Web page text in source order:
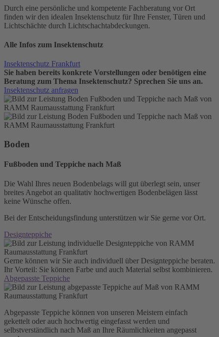
Durch eine persönliche und kompetente Fachberatung vor Ort
finden wir den idealen Insektenschutz für Ihre Fenster, Türen und
Lichtschächte durch Lichtschachtabdeckungen.
Alle Infos zum Insektenschutz
Insektenschutz Frankfurt
Sie haben bereits konkrete Vorstellungen oder benötigen eine
Beratung zum Thema Insektenschutz? Sprechen Sie uns an.
Insektenschutz anfragen
Boden
Fußboden und Teppiche nach Maß
Die Wahl Ihres neuen Bodenbelags will gut überlegt sein, unser
breites Angebot an qualitativ hochwertigen Bodenbelägen lässt
keine Wünsche offen.
Bei der Entscheidungsfindung unterstützen wir Sie gerne vor Ort.
Designteppiche
Gerne können wir Sie auch individuell über Designteppiche beraten.
Ihr Vorteil: Sie können Farbe und auch Material selbst kombinieren.
Abgepasste Teppiche
Abgepasste Teppiche können von unseren Meistern einfach
gekettelt oder auch hochwertig eingefasst werden und
selbstverständlich nach Maß an Ihre Räumlichkeiten angepasst